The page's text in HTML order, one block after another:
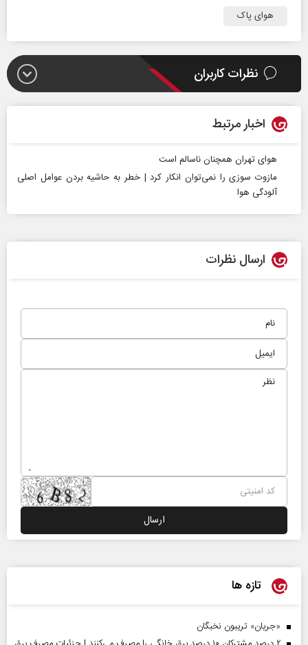
هوای پاک
نظرات کاربران
اخبار مرتبط
هوای تهران همچنان ناسالم است
مازوت سوزی را نمی‌توان انکار کرد | خطر به حاشیه بردن عوامل اصلی
آلودگی هوا
ارسال نظرات
تازه ها
«جریان» تریبون نخبگان